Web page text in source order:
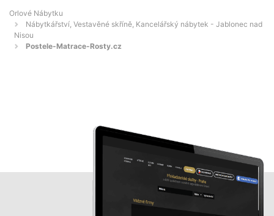
Orlové Nábytku
Nábytkářství, Vestavěné skříně, Kancelářský nábytek - Jablonec nad
Nisou
Postele-Matrace-Rosty.cz